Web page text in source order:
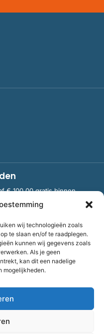
wij technologieën zoals
te slaan en/of te raadplegen.
kunnen wij gegevens zoals
Als je geen
kan dit een nadelige
mogelijkheden.
€ 100,00 gratis binnen
en levertijden
van Stichting OddFellows
Privacy